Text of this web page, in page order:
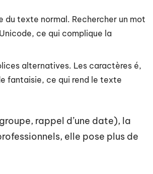
du texte normal. Rechercher un mot
ce qui complique la
alternatives. Les caractères é,
fantaisie, ce qui rend le texte
rappel d’une date), la
elle pose plus de